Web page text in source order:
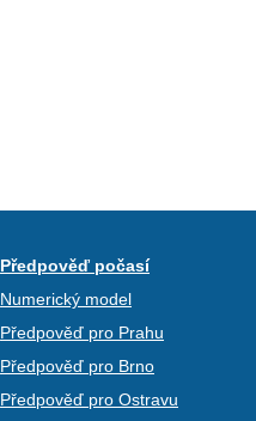
Předpověď počasí
Numerický model
Předpověď pro Prahu
Předpověď pro Brno
Předpověď pro Ostravu